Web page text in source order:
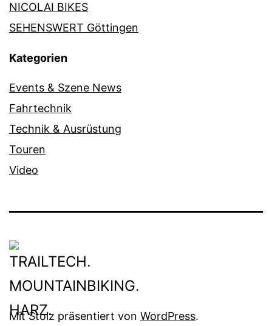
NICOLAI BIKES
SEHENSWERT Göttingen
Kategorien
Events & Szene News
Fahrtechnik
Technik & Ausrüstung
Touren
Video
Mit Stolz präsentiert von WordPress.